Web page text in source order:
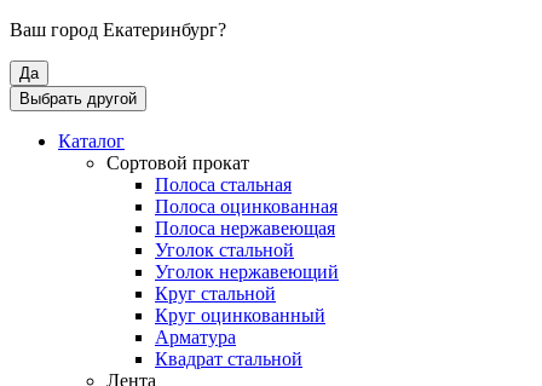
Ваш город Екатеринбург?
Да
Выбрать другой
Каталог
Сортовой прокат
Полоса стальная
Полоса оцинкованная
Полоса нержавеющая
Уголок стальной
Уголок нержавеющий
Круг стальной
Круг оцинкованный
Арматура
Квадрат стальной
Лента